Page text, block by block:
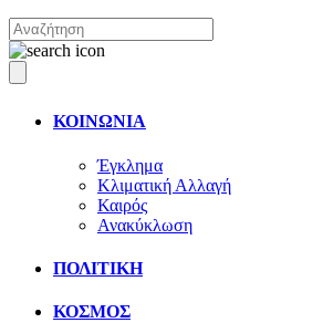
ΚΟΙΝΩΝΙΑ
Έγκλημα
Κλιματική Αλλαγή
Καιρός
Ανακύκλωση
ΠΟΛΙΤΙΚΗ
ΚΟΣΜΟΣ